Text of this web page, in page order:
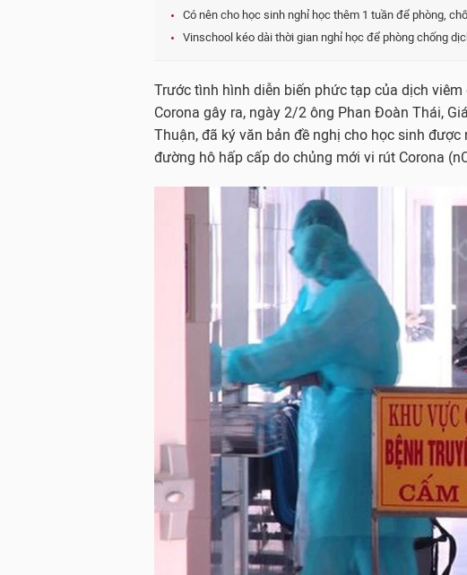
Có nên cho học sinh nghỉ học thêm 1 tuần để phòng,
Vinschool kéo dài thời gian nghỉ học để phòng chống
Trước tình hình diễn biến phức tạp của dịch
Corona gây ra, ngày 2/2 ông Phan Đoàn Thái,
Thuận, đã ký văn bản đề nghị cho học sinh
đường hô hấp cấp do chủng mới vi rút Corona